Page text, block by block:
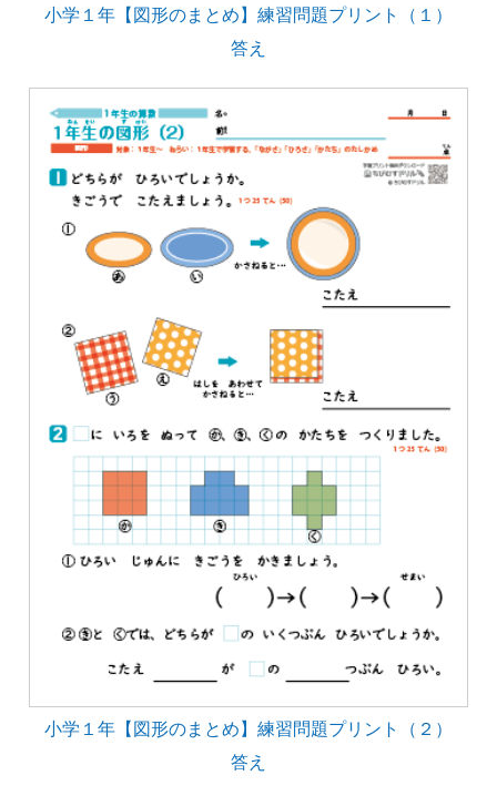
小学１年【図形のまとめ】練習問題プリント（１）
答え
小学１年【図形のまとめ】練習問題プリント（２）
答え